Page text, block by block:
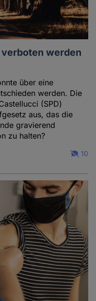
werden
über eine
werden. Die
(SPD)
aus, das die
gravierend
zu halten?
10